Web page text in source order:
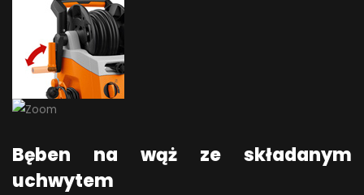
Bęben na wąż ze składanym
uchwytem